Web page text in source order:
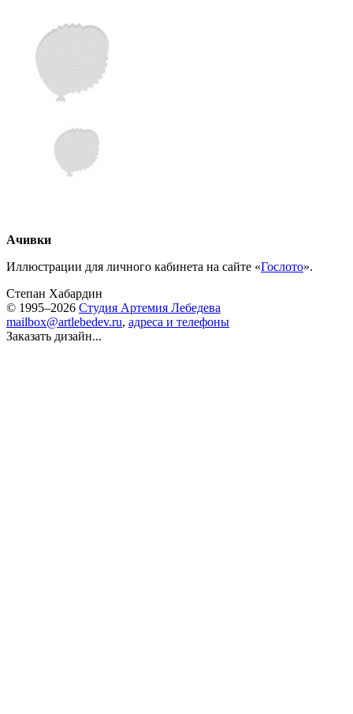
Ачивки
Иллюстрации для личного кабинета на сайте «Гослото».
Степан Хабардин
© 1995–2026 Студия Артемия Лебедева
mailbox@artlebedev.ru, адреса и телефоны
Заказать дизайн...